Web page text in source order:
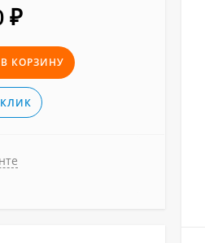
₽
В КОРЗИНУ